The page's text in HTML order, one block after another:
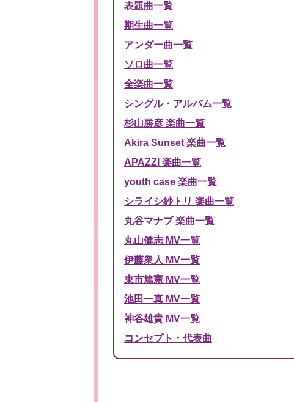
表題曲一覧
期生曲一覧
アンダー曲一覧
ソロ曲一覧
全楽曲一覧
シングル・アルバム一覧
杉山勝彦 楽曲一覧
Akira Sunset 楽曲一覧
APAZZI 楽曲一覧
youth case 楽曲一覧
シライシ紗トリ 楽曲一覧
丸谷マナブ 楽曲一覧
丸山健志 MV一覧
伊藤衆人 MV一覧
東市篤憲 MV一覧
池田一真 MV一覧
神谷雄貴 MV一覧
コンセプト・代表曲